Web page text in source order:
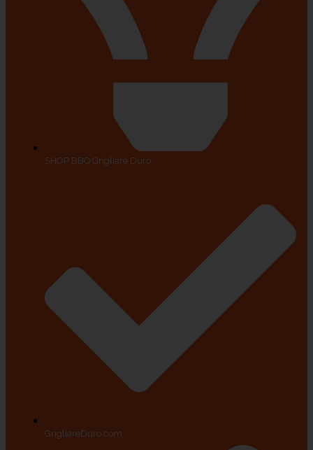
SHOP BBQ Grigliare Duro
GrigliareDuro.com